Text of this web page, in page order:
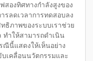
สองทิศทางกำลังสูงของ
รลดเวลาการทดสอบลง
ธิภาพของระบบเราช่วย
ำให้สามารถดำเนิน
ณีนี้แสดงให้เห็นอย่าง
เคลื่อนนวัตกรรมและ